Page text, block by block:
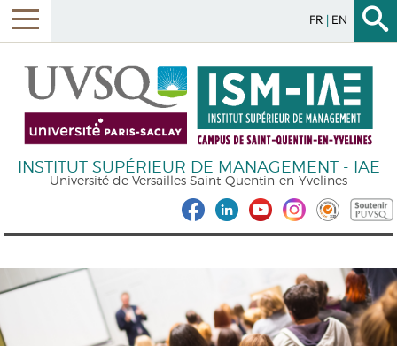
FR EN
INSTITUT SUPÉRIEUR DE MANAGEMENT - IAE
Université de Versailles Saint-Quentin-en-Yvelines